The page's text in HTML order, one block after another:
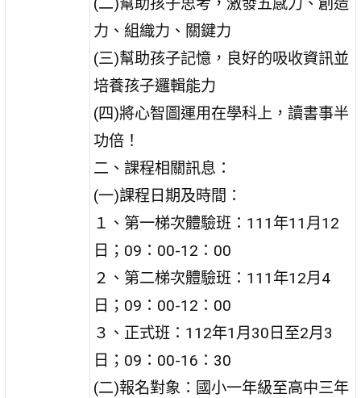
力、組織力、關鍵力
(三)幫助孩子記憶，良好的吸收資訊並
培養孩子邏輯能力
(四)將心智圖運用在學科上，讀書事半
功倍！
二、課程相關訊息：
(一)課程日期及時間：
１、第一梯次體驗班：111年11月12
日；09：00-12：00
２、第二梯次體驗班：111年12月4
日；09：00-12：00
３、正式班：112年1月30日至2月3
日；09：00-16：30
(二)報名對象：國小一年級至高中三年